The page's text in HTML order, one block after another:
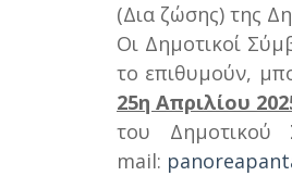
(Δια ζώσης) της
Οι Δημοτικοί
το επιθυμούν,
25η Απριλίου
του Δημοτικού
mail: